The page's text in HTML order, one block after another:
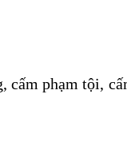
phạm tội,